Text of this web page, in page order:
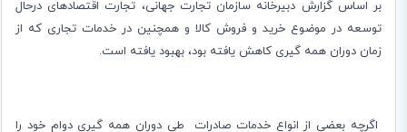
بر اساس گزارش دبیرخانه سازمان تجارت جهانی، تجارت اقتصادهای درحال
توسعه در موضوع خرید و فروش کالا و همچنین در خدمات تجاری که از
زمان دوران همه گیری کاهش یافته بود، بهبود یافته است.
اگرچه بعضی از انواع خدمات صادرات طی دوران همه گیری دوام خود را